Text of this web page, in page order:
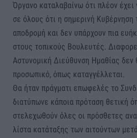
Όργανο καταλαβαίνω ότι πλέον έχει
σε όλους ότι η σημερινή Κυβέρνηση
αποδρομή και δεν υπάρχουν πια
στους τοπικούς Βουλευτές.
Αστυνομική Διεύθυνση Ημαθίας δεν
προσωπικό, όπως καταγγέλλεται.
Θα ήταν πράγματι επωφελές το
διατύπωνε κάποια πρόταση θετική
στελεχωθούν όλες οι πρόσθετες
λίστα κατάταξης των αιτούντων